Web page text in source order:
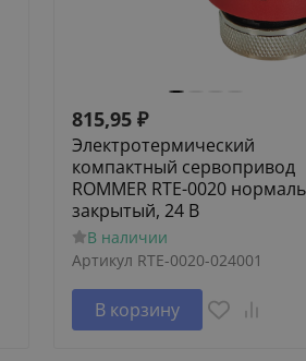
815,95 ₽
Электротермический
компактный сервопривод
ROMMER RTE-0020
закрытый, 24 В
В наличии
Артикул RTE-0020-024001
В корзину